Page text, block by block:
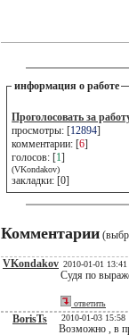
информация о работе
Проголосовать за
просмотры: [12894]
комментарии: [6]
голосов: [1]
(VKondakov)
закладки: [0]
Комментарии
VKondakov 2010-01-01 13:41
Судя по
ответить
BorisTs 2010-01-03 15:58
Возможно , в